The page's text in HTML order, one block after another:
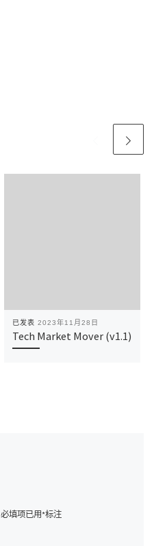
已发表 2023年11月28日
Tech Market Mover (v1.1)
必填项已用*标注